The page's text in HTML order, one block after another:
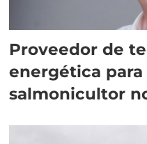
Proveedor de
energética
salmonicultor